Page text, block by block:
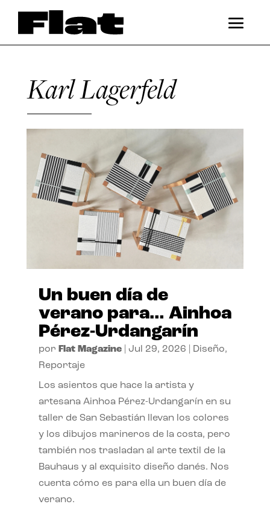
Karl Lagerfeld
Un buen día de
verano para… Ainhoa
Pérez-Urdangarín
por Flat Magazine| Jul 29, 2026 Diseño,
Reportaje
Los asientos que hace la artista y
artesana Ainhoa Pérez-Urdangarín en su
taller de San Sebastián llevan los colores
y los dibujos marineros de la costa, pero
también nos trasladan al arte textil de la
Bauhaus y al exquisito diseño danés. Nos
cuenta cómo es para ella un buen día de
verano.